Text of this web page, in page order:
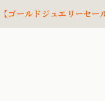
ゴールドジュエリーセ